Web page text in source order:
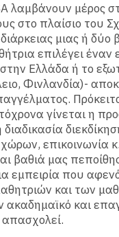
λαμβάνουν μέρος
στο πλαίσιο του
μιας ή
επιλέγει έναν
Ελλάδα ή το
Φινλανδία)-
γίνεται η
επικοινωνία
βαθιά μας
εμπειρία που
και των
και